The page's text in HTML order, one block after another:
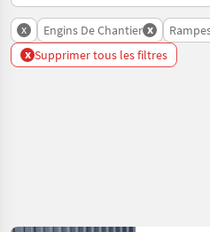
x Engins De Chantier x
x Supprimer tous les filtres